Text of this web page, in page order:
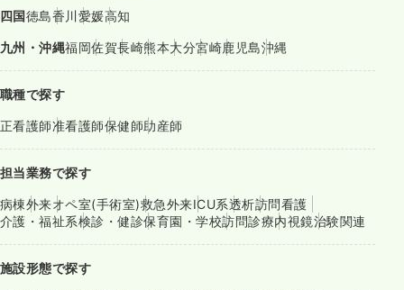
四国徳島香川愛媛高知
九州・沖縄福岡佐賀長崎熊本大分宮崎鹿児島沖縄
職種で探す
正看護師准看護師保健師助産師
担当業務で探す
病棟外来オペ室(手術室)救急外来ICU系透析訪問看護
介護・福祉系検診・健診保育園・学校訪問診療内視鏡治験関連
施設形態で探す